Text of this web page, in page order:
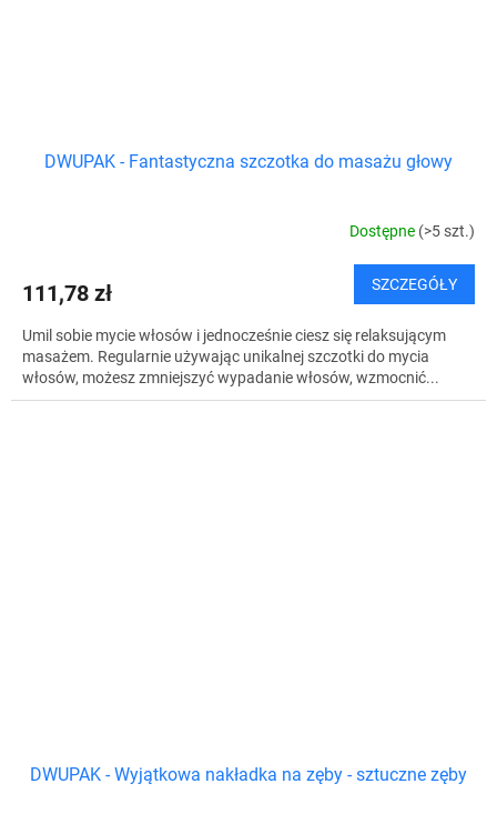
DWUPAK - Fantastyczna szczotka do masażu głowy
Dostępne (>5 szt.)
111,78 zł SZCZEGÓŁY
Umil sobie mycie włosów i jednocześnie ciesz się relaksującym
masażem. Regularnie używając unikalnej szczotki do mycia
włosów, możesz zmniejszyć wypadanie włosów, wzmocnić...
DWUPAK - Wyjątkowa nakładka na zęby - sztuczne zęby